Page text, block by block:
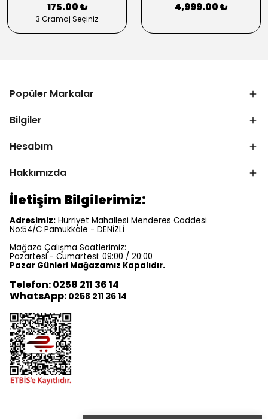
175.00 ₺
3 Gramaj Seçiniz
4,999.00 ₺
Popüler Markalar
Bilgiler
Hesabım
Hakkımızda
İletişim Bilgilerimiz:
Adresimiz: Hürriyet Mahallesi Menderes Caddesi
No:54/C Pamukkale - DENİZLİ
Mağaza Çalışma Saatlerimiz:
Pazartesi - Cumartesi: 09:00 / 20:00
Pazar Günleri Mağazamız Kapalıdır.
Telefon: 0258 211 36 14
WhatsApp: 0258 211 36 14